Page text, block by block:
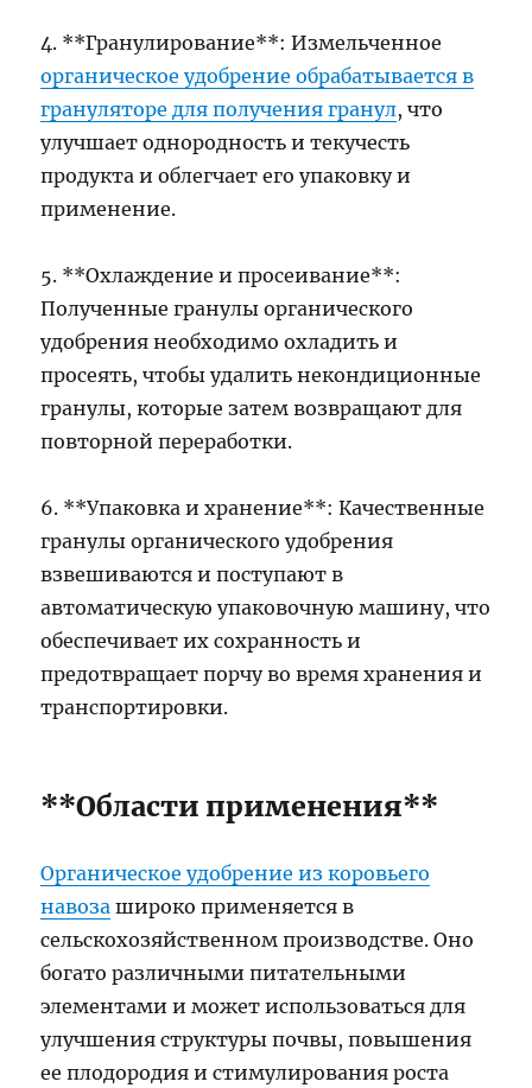
4. **Гранулирование**: Измельченное
органическое удобрение обрабатывается в
грануляторе для получения гранул, что
улучшает однородность и текучесть
продукта и облегчает его упаковку и
применение.
5. **Охлаждение и просеивание**:
Полученные гранулы органического
удобрения необходимо охладить и
просеять, чтобы удалить некондиционные
гранулы, которые затем возвращают для
повторной переработки.
6. **Упаковка и хранение**: Качественные
гранулы органического удобрения
взвешиваются и поступают в
автоматическую упаковочную машину, что
обеспечивает их сохранность и
предотвращает порчу во время хранения и
транспортировки.
**Области применения**
Органическое удобрение из коровьего
навоза широко применяется в
сельскохозяйственном производстве. Оно
богато различными питательными
элементами и может использоваться для
улучшения структуры почвы, повышения
ее плодородия и стимулирования роста